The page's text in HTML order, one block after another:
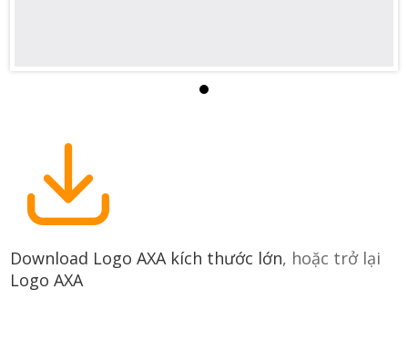
Download Logo AXA kích thước lớn, hoặc trở lại
Logo AXA